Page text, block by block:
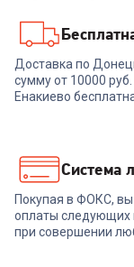
Доставка по
сумму от 10000
Енакиево
Система
Покупая в ФОКС, вы
оплаты следующих
при совершении